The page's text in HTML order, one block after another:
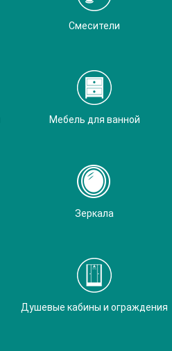
Смесители
Мебель для ванной
Зеркала
Душевые кабины и ограждения